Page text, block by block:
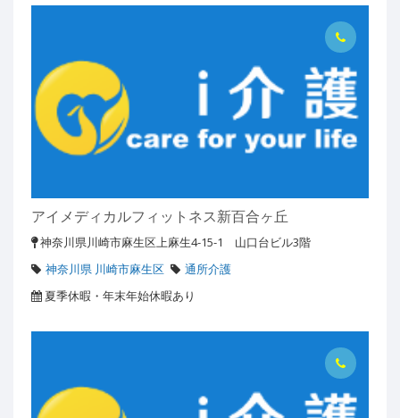
アイメディカルフィットネス新百合ヶ丘
神奈川県川崎市麻生区上麻生4-15-1 山口台ビル3階
神奈川県 川崎市麻生区
通所介護
夏季休暇・年末年始休暇あり